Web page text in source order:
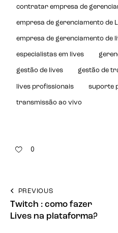
contratar empresa de
empresa de gerenciamento de
empresa de gerenciamento de
especialistas em lives
gestão de lives gestão de
lives profissionais suporte
transmissão ao vivo
0
PREVIOUS
Twitch : como fazer
Lives na plataforma?